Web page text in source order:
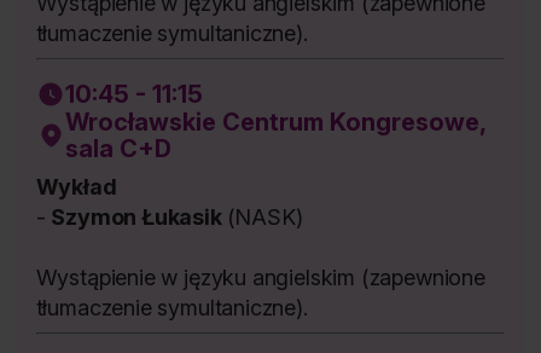
tłumaczenie symultaniczne).
10:45 - 11:15
Wrocławskie Centrum Kongresowe,
sala C+D
Wykład
- Szymon Łukasik (NASK)
Wystąpienie w języku angielskim (zapewnione
tłumaczenie symultaniczne).